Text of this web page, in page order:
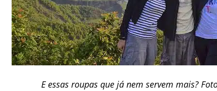
E essas roupas que já nem servem mais?